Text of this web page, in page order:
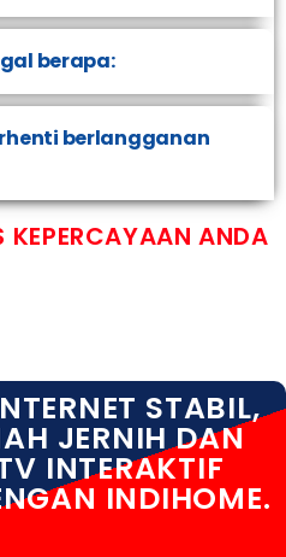
berapa:
berlangganan
KEPERCAYAAN ANDA
STABIL,
JERNIH DAN
INTERAKTIF
INDIHOME.